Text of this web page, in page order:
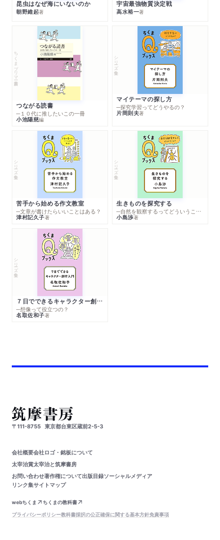
昆虫はなぜ海にいないのか
朝野維起著
宇宙最強物質決定戦
高水裕一著
ちくまプリマー新書
つながる読書
─１０代に推したいこの一冊
小池陽慈編
シリーズ・全集
マイテーマの探し方
─探究学習ってどうやるの？
片岡則夫著
シリーズ・全集
苦手から始める作文教室
─文章が書けたらいいことはある？
津村記久子著
シリーズ・全集
生きものを探究する
─自然を観察するってどういうこと？
小島渉著
シリーズ・全集
７日でできるキャラクター創作入門
─想像って役立つの？
名取佐和子著
〒111-8755 東京都台東区蔵前2-5-3
会社概要会社ロゴ・銘板について
太宰治賞太宰治と筑摩書房
お問い合わせ著作権について出版目録ソーシャルメディア
リンク集サイトマップ
webちくま
ちくまの教科書
プライバシーポリシー教科書採択の公正確保に関する基本方針免責事項